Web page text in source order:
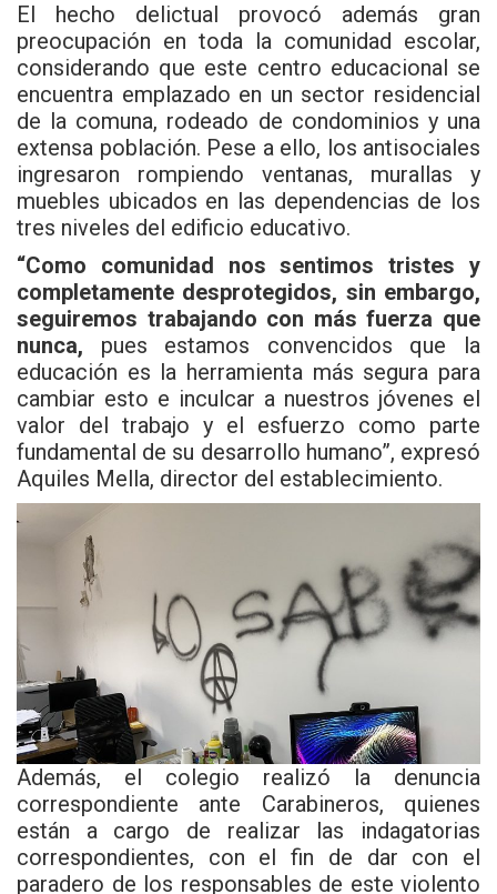
El hecho delictual provocó además gran
preocupación en toda la comunidad escolar,
considerando que este centro educacional se
encuentra emplazado en un sector residencial
de la comuna, rodeado de condominios y una
extensa población. Pese a ello, los antisociales
ingresaron rompiendo ventanas, murallas y
muebles ubicados en las dependencias de los
tres niveles del edificio educativo.
“Como comunidad nos sentimos tristes y
completamente desprotegidos, sin embargo,
seguiremos trabajando con más fuerza que
nunca, pues estamos convencidos que la
educación es la herramienta más segura para
cambiar esto e inculcar a nuestros jóvenes el
valor del trabajo y el esfuerzo como parte
fundamental de su desarrollo humano”, expresó
Aquiles Mella, director del establecimiento.
Además, el colegio realizó la denuncia
correspondiente ante Carabineros, quienes
están a cargo de realizar las indagatorias
correspondientes, con el fin de dar con el
paradero de los responsables de este violento